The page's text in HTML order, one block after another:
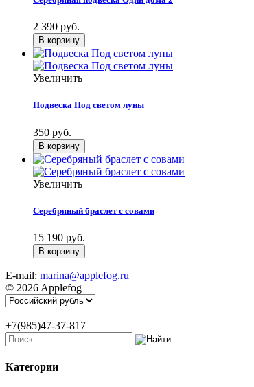
2 390 руб.
Увеличить
Подвеска Под светом луны
350 руб.
Увеличить
Серебряный браслет с совами
15 190 руб.
E-mail: marina@applefog.ru
© 2026 Applefog
+7(985)47-37-817
Категории